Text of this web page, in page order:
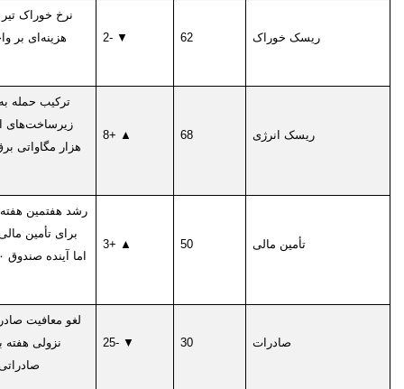
ریسک خوراک 62
▼ -2
نرخ خوراک تیر
هزینه‌ای بر
ریسک انرژی 68
▲ +8
ترکیب حمله
هزار مگاواتی
تأمین مالی 50
▲ +3
رشد هفتمین
برای تأمین
صادرات 30
▼ -25
لغو معافیت
نزولی هفته